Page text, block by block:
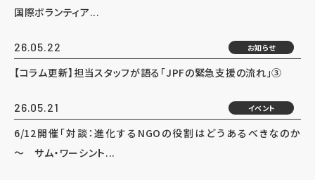
国際ボランティア...
26.05.22 お知らせ
【コラム更新】担当スタッフが語る「JPFの緊急支援の流れ」③
26.05.21 イベント
6/12開催「対談：進化するNGOの役割はどうあるべきなのか
～ サム・ワーシント...